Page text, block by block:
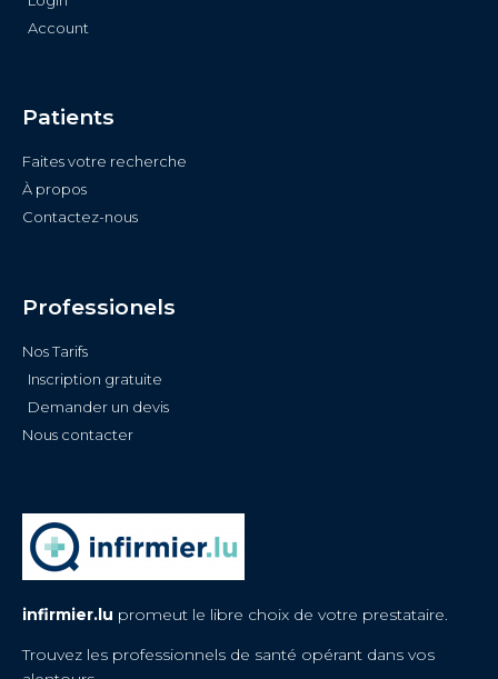
Account
Patients
Faites votre recherche
À propos
Contactez-nous
Professionels
Nos Tarifs
Inscription gratuite
Demander un devis
Nous contacter
infirmier.lu promeut le libre choix de votre prestataire.
Trouvez les professionnels de santé opérant dans vos